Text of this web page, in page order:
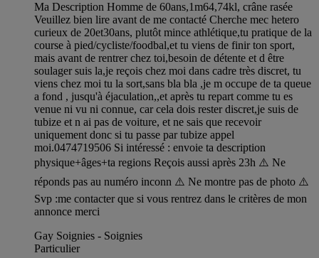
Ma Description Homme de 60ans,1m64,74kl, crâne rasée
Veuillez bien lire avant de me contacté Cherche mec hetero
curieux de 20et30ans, plutôt mince athlétique,tu pratique de la
course à pied/cycliste/foodbal,et tu viens de finir ton sport,
mais avant de rentrer chez toi,besoin de détente et d être
soulager suis la,je reçois chez moi dans cadre très discret, tu
viens chez moi tu la sort,sans bla bla ,je m occupe de ta queue
a fond , jusqu'à éjaculation,,et après tu repart comme tu es
venue ni vu ni connue, car cela dois rester discret,je suis de
tubize et n ai pas de voiture, et ne sais que recevoir
uniquement donc si tu passe par tubize appel
moi.0474719506 Si intéressé : envoie ta description
physique+âges+ta regions Reçois aussi après 23h ⚠️ Ne
réponds pas au numéro inconn ⚠️ Ne montre pas de photo ⚠️
Svp :me contacter que si vous rentrez dans le critères de mon
annonce merci
Gay Soignies - Soignies
Particulier